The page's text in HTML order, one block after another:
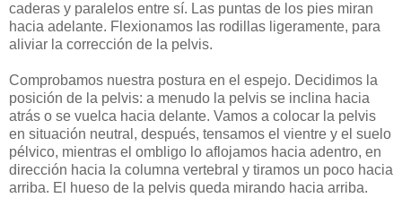
caderas y paralelos entre sí. Las puntas de los pies miran
hacia adelante. Flexionamos las rodillas ligeramente, para
aliviar la corrección de la pelvis.
Comprobamos nuestra postura en el espejo. Decidimos la
posición de la pelvis: a menudo la pelvis se inclina hacia
atrás o se vuelca hacia delante. Vamos a colocar la pelvis
en situación neutral, después, tensamos el vientre y el suelo
pélvico, mientras el ombligo lo aflojamos hacia adentro, en
dirección hacia la columna vertebral y tiramos un poco hacia
arriba. El hueso de la pelvis queda mirando hacia arriba.